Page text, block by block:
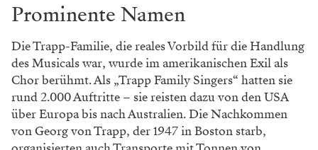
Prominente Namen
Die Trapp-Familie, die reales Vorbild für die Handlung
des Musicals war, wurde im amerikanischen Exil als
Chor berühmt. Als „Trapp Family Singers“ hatten sie
rund 2.000 Auftritte – sie reisten dazu von den USA
über Europa bis nach Australien. Die Nachkommen
von Georg von Trapp, der 1947 in Boston starb,